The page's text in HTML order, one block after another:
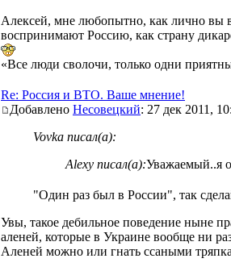
Алексей, мне любопытно, как лично вы
воспринимают Россию, как страну
«Все люди сволочи, только одни
Re: Россия и ВТО. Ваше мнение!
Добавлено Несовецкий: 27 дек 2011,
Vovka писал(а):
Alexy писал(а):Уважаемый..я
"Один раз был в России", так
Увы, такое дебильное поведение ныне
аленей, которые в Украине вообще ни
Аленей можно или гнать ссаными